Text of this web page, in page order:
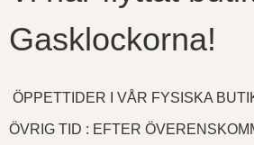
Gasklockorna!
ÖPPETTIDER I VÅR FYSISKA
ÖVRIG TID : EFTER